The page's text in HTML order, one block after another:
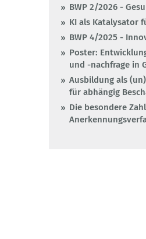
BWP 2/2026 -
KI als Katalysator
BWP 4/2025 -
Poster:
und -nachfrage in
Ausbildung als
für abhängig
Die besondere